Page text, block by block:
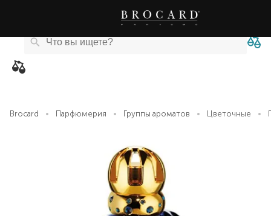
Brocard Парфюмерия Группы ароматов Цветочные